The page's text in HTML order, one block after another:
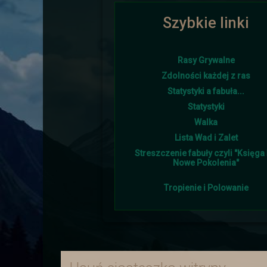
Ponownie i w tym roku lato
Śniegu napadało w
Burmistrz otrzymał od
Szybkie linki
Rasy Grywalne
Zdolności każdej z ras
Statystyki a fabuła...
Statystyki
Walka
Lista Wad i Zalet
Streszczenie fabuły czyli "Księga
Nowe Pokolenia"
Tropienie i Polowanie